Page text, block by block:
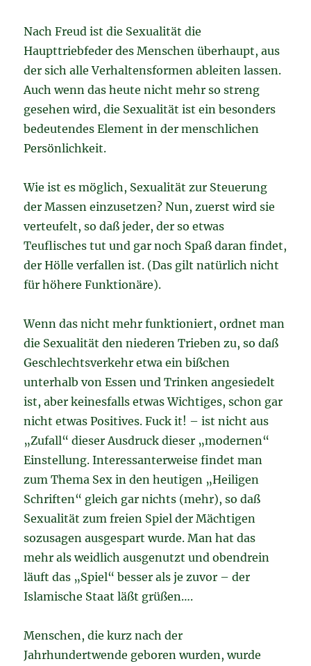
Nach Freud ist die Sexualität die
Haupttriebfeder des Menschen überhaupt, aus
der sich alle Verhaltensformen ableiten lassen.
Auch wenn das heute nicht mehr so streng
gesehen wird, die Sexualität ist ein besonders
bedeutendes Element in der menschlichen
Persönlichkeit.
Wie ist es möglich, Sexualität zur Steuerung
der Massen einzusetzen? Nun, zuerst wird sie
verteufelt, so daß jeder, der so etwas
Teuflisches tut und gar noch Spaß daran findet,
der Hölle verfallen ist. (Das gilt natürlich nicht
für höhere Funktionäre).
Wenn das nicht mehr funktioniert, ordnet man
die Sexualität den niederen Trieben zu, so daß
Geschlechtsverkehr etwa ein bißchen
unterhalb von Essen und Trinken angesiedelt
ist, aber keinesfalls etwas Wichtiges, schon gar
nicht etwas Positives. Fuck it! – ist nicht aus
„Zufall“ dieser Ausdruck dieser „modernen“
Einstellung. Interessanterweise findet man
zum Thema Sex in den heutigen „Heiligen
Schriften“ gleich gar nichts (mehr), so daß
Sexualität zum freien Spiel der Mächtigen
sozusagen ausgespart wurde. Man hat das
mehr als weidlich ausgenutzt und obendrein
läuft das „Spiel“ besser als je zuvor – der
Islamische Staat läßt grüßen….
Menschen, die kurz nach der
Jahrhundertwende geboren wurden, wurde